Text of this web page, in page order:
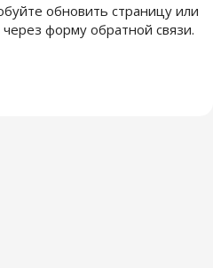
обновить страницу или
форму обратной связи.